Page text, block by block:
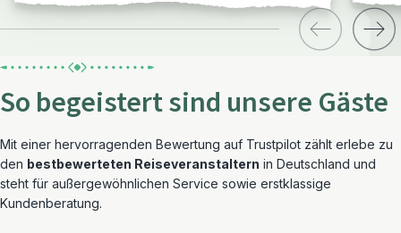
So begeistert sind unsere Gäste
Mit einer hervorragenden Bewertung auf Trustpilot zählt erlebe zu
den bestbewerteten Reiseveranstaltern in Deutschland und
steht für außergewöhnlichen Service sowie erstklassige
Kundenberatung.